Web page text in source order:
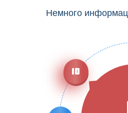
Немного
10